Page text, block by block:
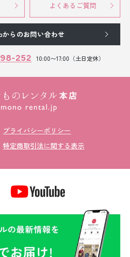
よくあるご質問
からのお問い合わせ
252 10:00〜17:00（土日定休）
プライバシーポリシー
特定商取引法に関する表示